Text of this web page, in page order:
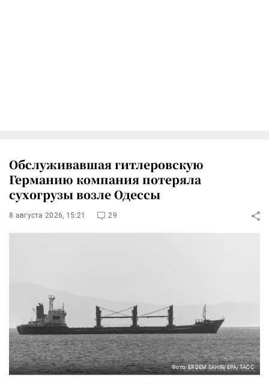
Обслуживавшая гитлеровскую
Германию компания потеряла
сухогрузы возле Одессы
8 августа 2026, 15:21 29
Фото: ERDEM SAHIN/EPA/ТАСС